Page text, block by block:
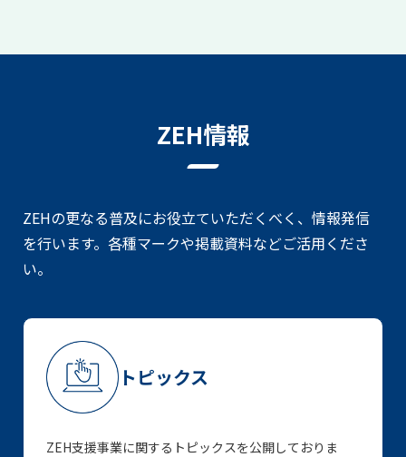
ZEH情報
ZEHの更なる普及にお役立ていただくべく、情報発信
を行います。 各種マークや掲載資料などご活用くださ
い。
トピックス
ZEH支援事業に関するトピックスを公開しておりま